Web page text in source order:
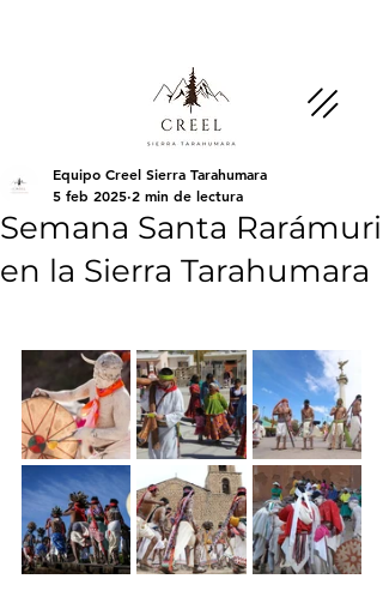
Semana Santa Rarámuri
en la Sierra Tarahumara
Equipo Creel Sierra Tarahumara
5 feb 2025 2 min de lectura